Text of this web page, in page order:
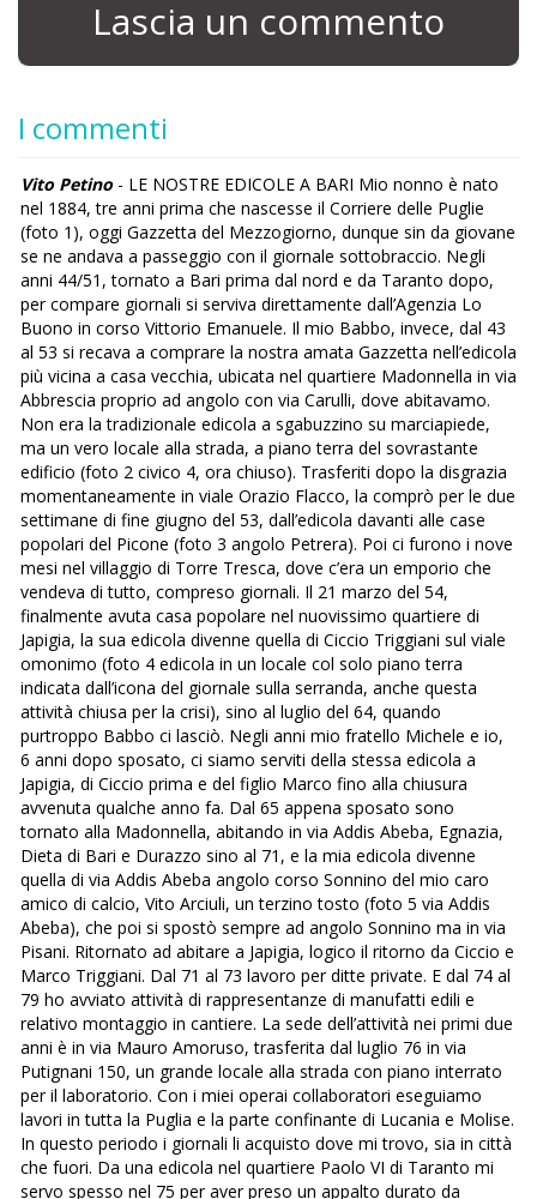
Lascia un commento
I commenti
Vito Petino- LE NOSTRE EDICOLE A BARI Mio nonno è nato
nel 1884, tre anni prima che nascesse il Corriere delle Puglie
(foto 1), oggi Gazzetta del Mezzogiorno, dunque sin da giovane
se ne andava a passeggio con il giornale sottobraccio. Negli
anni 44/51, tornato a Bari prima dal nord e da Taranto dopo,
per compare giornali si serviva direttamente dall’Agenzia Lo
Buono in corso Vittorio Emanuele. Il mio Babbo, invece, dal 43
al 53 si recava a comprare la nostra amata Gazzetta nell’edicola
più vicina a casa vecchia, ubicata nel quartiere Madonnella in via
Abbrescia proprio ad angolo con via Carulli, dove abitavamo.
Non era la tradizionale edicola a sgabuzzino su marciapiede,
ma un vero locale alla strada, a piano terra del sovrastante
edificio (foto 2 civico 4, ora chiuso). Trasferiti dopo la disgrazia
momentaneamente in viale Orazio Flacco, la comprò per le due
settimane di fine giugno del 53, dall’edicola davanti alle case
popolari del Picone (foto 3 angolo Petrera). Poi ci furono i nove
mesi nel villaggio di Torre Tresca, dove c’era un emporio che
vendeva di tutto, compreso giornali. Il 21 marzo del 54,
finalmente avuta casa popolare nel nuovissimo quartiere di
Japigia, la sua edicola divenne quella di Ciccio Triggiani sul viale
omonimo (foto 4 edicola in un locale col solo piano terra
indicata dall’icona del giornale sulla serranda, anche questa
attività chiusa per la crisi), sino al luglio del 64, quando
purtroppo Babbo ci lasciò. Negli anni mio fratello Michele e io,
6 anni dopo sposato, ci siamo serviti della stessa edicola a
Japigia, di Ciccio prima e del figlio Marco fino alla chiusura
avvenuta qualche anno fa. Dal 65 appena sposato sono
tornato alla Madonnella, abitando in via Addis Abeba, Egnazia,
Dieta di Bari e Durazzo sino al 71, e la mia edicola divenne
quella di via Addis Abeba angolo corso Sonnino del mio caro
amico di calcio, Vito Arciuli, un terzino tosto (foto 5 via Addis
Abeba), che poi si spostò sempre ad angolo Sonnino ma in via
Pisani. Ritornato ad abitare a Japigia, logico il ritorno da Ciccio e
Marco Triggiani. Dal 71 al 73 lavoro per ditte private. E dal 74 al
79 ho avviato attività di rappresentanze di manufatti edili e
relativo montaggio in cantiere. La sede dell’attività nei primi due
anni è in via Mauro Amoruso, trasferita dal luglio 76 in via
Putignani 150, un grande locale alla strada con piano interrato
per il laboratorio. Con i miei operai collaboratori eseguiamo
lavori in tutta la Puglia e la parte confinante di Lucania e Molise.
In questo periodo i giornali li acquisto dove mi trovo, sia in città
che fuori. Da una edicola nel quartiere Paolo VI di Taranto mi
servo spesso nel 75 per aver preso un appalto durato da